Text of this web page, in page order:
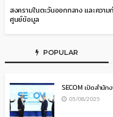
สงครามในตะวันออกกลาง และควา
ศูนย์ข้อมูล
POPULAR
SECOM เปิดสำนัก
05/08/2025